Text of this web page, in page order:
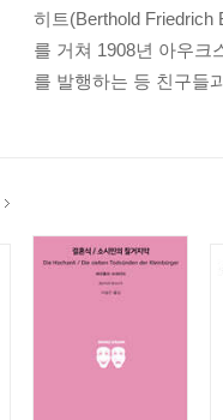
히트(Berthold
를 거쳐 1908년 아우크
를 발행하는 등 친구들